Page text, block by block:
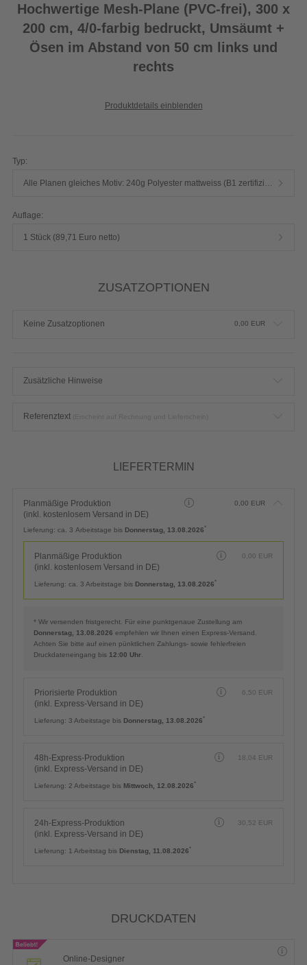
Hochwertige Mesh-Plane (PVC-frei), 300 x
200 cm, 4/0-farbig bedruckt, Umsäumt +
Ösen im Abstand von 50 cm links und
rechts
Produktdetails einblenden
Typ:
Auflage:
1 Stück (89,71 Euro netto)
ZUSATZOPTIONEN
Keine Zusatzoptionen 0,00 EUR
Zusätzliche Hinweise
Referenztext
LIEFERTERMIN
Planmäßige Produktion
(inkl. kostenlosem Versand in DE)
0,00 EUR
Lieferung: ca. 3 Arbeitstage bis Donnerstag, 13.08.2026*
Planmäßige Produktion
(inkl. kostenlosem Versand in DE)
0,00 EUR
Lieferung: ca. 3 Arbeitstage bis Donnerstag, 13.08.2026*
* Wir versenden fristgerecht. Für eine punktgenaue Zustellung am
Donnerstag, 13.08.2026 empfehlen wir Ihnen einen Express-Versand.
Achten Sie bitte auf einen pünktlichen Zahlungs- sowie fehlerfreien
Druckdateneingang bis 12:00 Uhr
Priorisierte Produktion
(inkl. Express-Versand in DE)
6,50 EUR
Lieferung: 3 Arbeitstage bis Donnerstag, 13.08.2026*
48h-Express-Produktion
(inkl. Express-Versand in DE)
18,04 EUR
Lieferung: 2 Arbeitstage bis Mittwoch, 12.08.2026*
24h-Express-Produktion
(inkl. Express-Versand in DE)
30,52 EUR
Lieferung: 1 Arbeitstag bis Dienstag, 11.08.2026*
DRUCKDATEN
Online-Designer